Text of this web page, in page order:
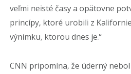
veľmi neisté časy a opätovne
princípy, ktoré urobili z
výnimku, ktorou dnes je.“
CNN pripomína, že úderný